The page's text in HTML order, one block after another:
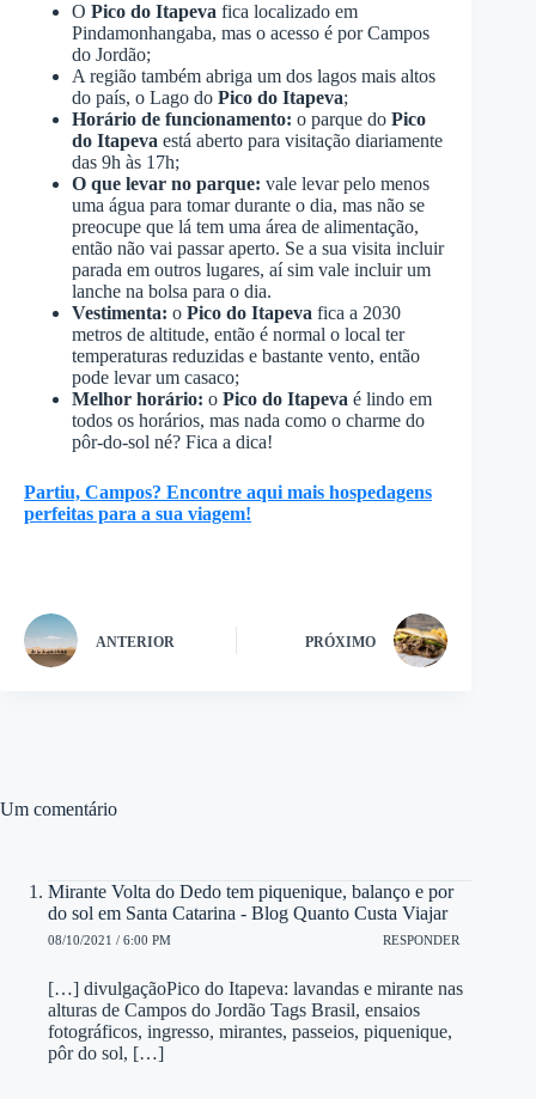
O Pico do Itapeva fica localizado em
Pindamonhangaba, mas o acesso é por Campos
do Jordão;
A região também abriga um dos lagos mais altos
do país, o Lago do Pico do Itapeva;
Horário de funcionamento: o parque do Pico
do Itapeva está aberto para visitação diariamente
das 9h às 17h;
O que levar no parque: vale levar pelo menos
uma água para tomar durante o dia, mas não se
preocupe que lá tem uma área de alimentação,
então não vai passar aperto. Se a sua visita incluir
parada em outros lugares, aí sim vale incluir um
lanche na bolsa para o dia.
Vestimenta: o Pico do Itapeva fica a 2030
metros de altitude, então é normal o local ter
temperaturas reduzidas e bastante vento, então
pode levar um casaco;
Melhor horário: o Pico do Itapeva é lindo em
todos os horários, mas nada como o charme do
pôr-do-sol né? Fica a dica!
Partiu, Campos? Encontre aqui mais hospedagens
perfeitas para a sua viagem!
ANTERIOR PRÓXIMO
Um comentário
Mirante Volta do Dedo tem piquenique, balanço e por
do sol em Santa Catarina - Blog Quanto Custa Viajar
08/10/2021 / 6:00 PM RESPONDER
[…] divulgaçãoPico do Itapeva: lavandas e mirante nas
alturas de Campos do Jordão Tags Brasil, ensaios
fotográficos, ingresso, mirantes, passeios, piquenique,
pôr do sol, […]